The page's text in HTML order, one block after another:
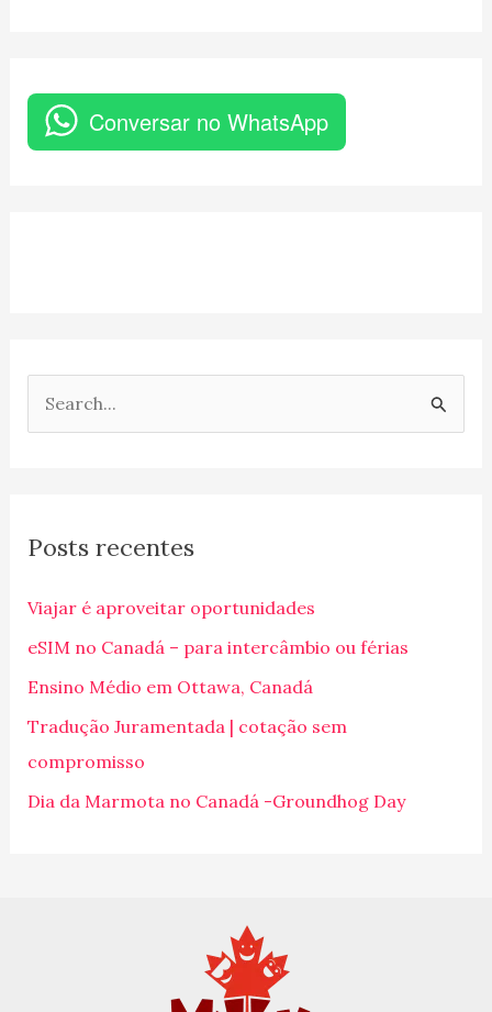
Conversar no WhatsApp
u
s
a
r
p
o
r
Posts recentes
Viajar é aproveitar oportunidades
eSIM no Canadá – para intercâmbio ou férias
Ensino Médio em Ottawa, Canadá
Tradução Juramentada | cotação sem
compromisso
Dia da Marmota no Canadá -Groundhog Day